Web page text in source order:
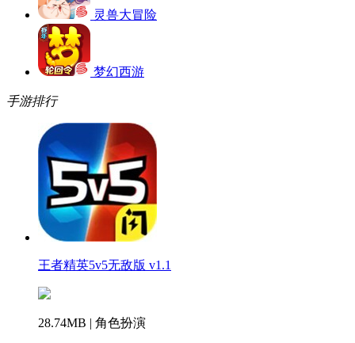
灵兽大冒险
梦幻西游
手游排行
王者精英5v5无敌版 v1.1
28.74MB | 角色扮演